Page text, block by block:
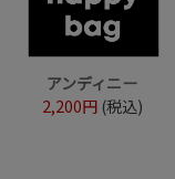
アンディニー
2,200円 (税込)